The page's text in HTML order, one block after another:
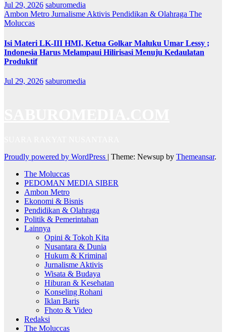
Jul 29, 2026 saburomedia
Ambon Metro Jurnalisme Aktivis Pendidikan & Olahraga The
Moluccas
Isi Materi LK-III HMI, Ketua Golkar Maluku Umar Lessy ;
Indonesia Harus Melampaui Hilirisasi Menuju Kedaulatan
Produktif
Jul 29, 2026 saburomedia
Proudly powered by WordPress | Theme: Newsup by Themeansar.
The Moluccas
PEDOMAN MEDIA SIBER
Ambon Metro
Ekonomi & Bisnis
Pendidikan & Olahraga
Politik & Pemerintahan
Lainnya
Opini & Tokoh Kita
Nusantara & Dunia
Hukum & Kriminal
Jurnalisme Aktivis
Wisata & Budaya
Hiburan & Kesehatan
Konseling Rohani
Iklan Baris
Fhoto & Video
Redaksi
The Moluccas